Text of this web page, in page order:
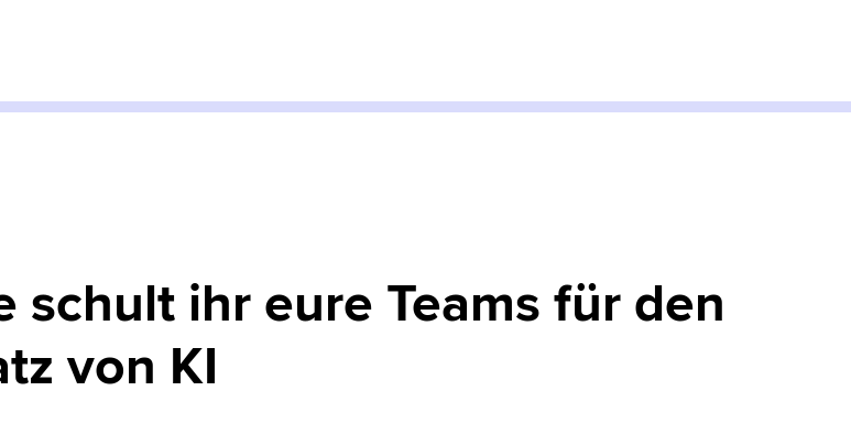
schult ihr eure Teams für den
von KI